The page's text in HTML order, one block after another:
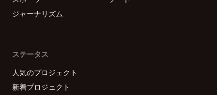
ジャーナリズム
ステータス
人気のプロジェクト
新着プロジェクト